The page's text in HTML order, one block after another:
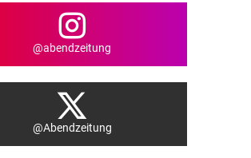
@abendzeitung
@Abendzeitung